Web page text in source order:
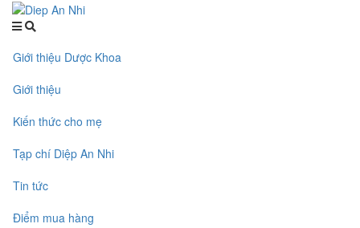
Giới thiệu Dược Khoa
Giới thiệu
Kiến thức cho mẹ
Tạp chí Diệp An Nhi
Tin tức
Điểm mua hàng